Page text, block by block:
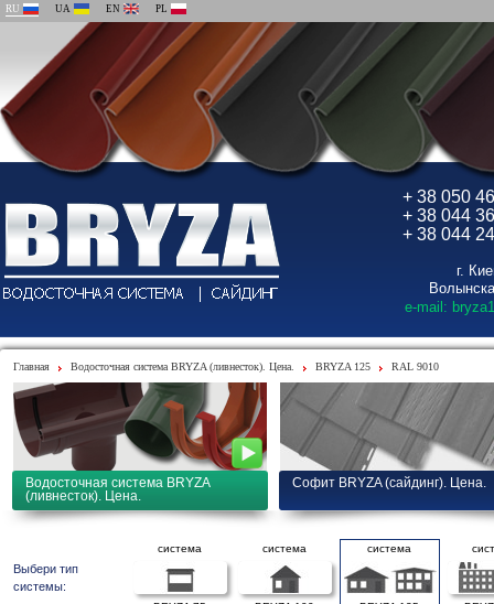
RU UA EN PL
+ 38 050
+ 38 044
+ 38 044
г.
e-mail:
Главная Водосточная система BRYZA (ливнесток). Цена. BRYZA 125 RAL 9010
Водосточная система BRYZA
(ливнесток). Цена.
Софит BRYZA (сайдинг). Цена.
Выбери тип
системы:
система система система